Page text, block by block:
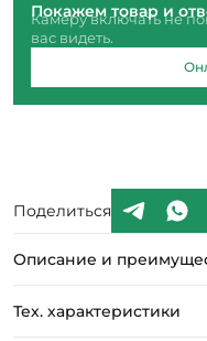
Покажем товар и
Камеру включать не
вас видеть.
Поделиться
Описание и
Тех. характеристики